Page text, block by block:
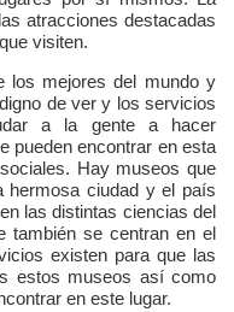
atracciones destacadas
visiten.
los mejores del mundo y
de ver y los servicios
a la gente a hacer
pueden encontrar en esta
Hay museos que
hermosa ciudad y el país
las distintas ciencias del
también se centran en el
existen para que las
estos museos así como
en este lugar.